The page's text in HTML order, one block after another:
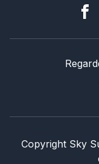
Copyright Sky